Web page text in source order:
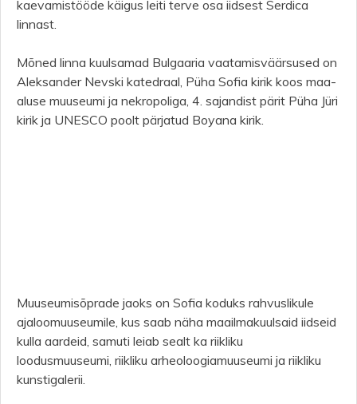
kaevamistööde käigus leiti terve osa iidsest Serdica
linnast.
Mõned linna kuulsamad Bulgaaria vaatamisväärsused on
Aleksander Nevski katedraal, Püha Sofia kirik koos maa-
aluse muuseumi ja nekropoliga, 4. sajandist pärit Püha Jüri
kirik ja UNESCO poolt pärjatud Boyana kirik.
Muuseumisõprade jaoks on Sofia koduks rahvuslikule
ajaloomuuseumile, kus saab näha maailmakuulsaid iidseid
kulla aardeid, samuti leiab sealt ka riikliku
loodusmuuseumi, riikliku arheoloogiamuuseumi ja riikliku
kunstigalerii.